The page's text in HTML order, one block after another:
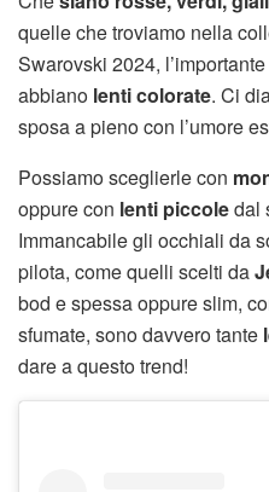
quelle che troviamo nella
Swarovski 2024,
abbiano lenti colorate. Ci
sposa a pieno con l’umore
Possiamo sceglierle con
oppure con lenti piccoledal
Immancabile gli occhiali da
pilota, come quelli scelti da
bod e spessa oppure slim,
sfumate, sono davvero tante
dare a questo trend!